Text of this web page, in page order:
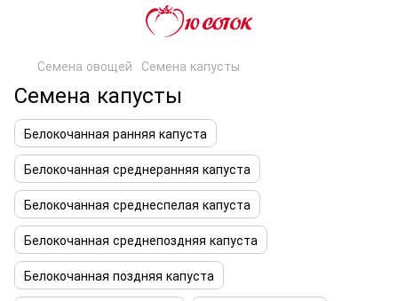
Семена овощей Семена капусты
Семена капусты
Белокочанная ранняя капуста
Белокочанная среднеранняя капуста
Белокочанная среднеспелая капуста
Белокочанная среднепоздняя капуста
Белокочанная поздняя капуста